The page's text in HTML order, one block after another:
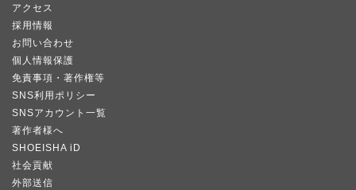
アクセス
採用情報
お問い合わせ
個人情報保護
免責事項・著作権等
SNS利用ポリシー
SNSアカウント一覧
著作者様へ
SHOEISHA iD
社会貢献
外部送信